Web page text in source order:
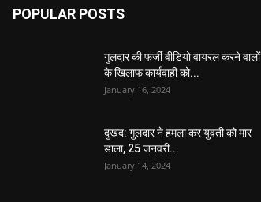
POPULAR POSTS
गुलदार की फर्जी वीडियो वायरल करने वालों
के खिलाफ कार्यवाही को...
January 16, 2024
दुखद: गुलदार ने हमला कर युवती को मार
डाला, 25 जनवरी...
January 14, 2024